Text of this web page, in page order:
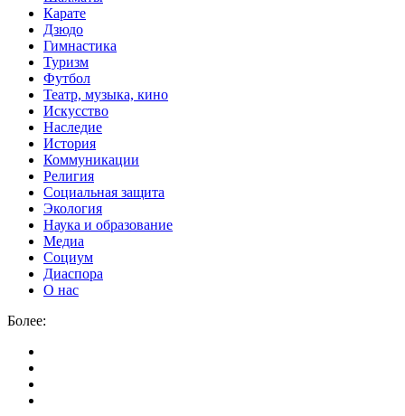
Карате
Дзюдо
Гимнастика
Туризм
Футбол
Театр, музыка, кино
Искусство
Наследие
История
Коммуникации
Религия
Социальная защита
Экология
Наука и образование
Медиа
Социум
Диаспора
О нас
Более: